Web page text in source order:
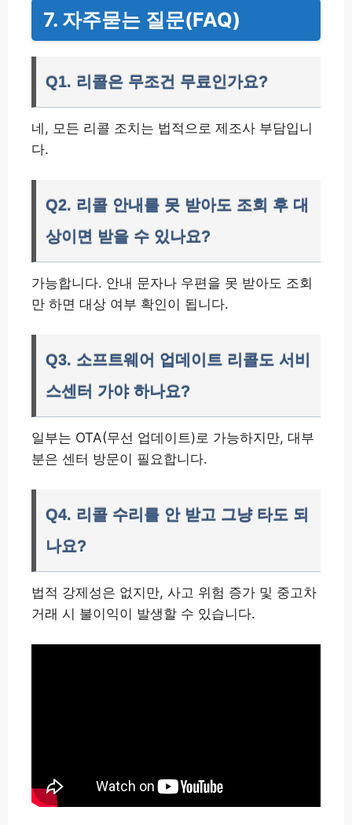
7. 자주묻는 질문(FAQ)
Q1. 리콜은 무조건 무료인가요?
네, 모든 리콜 조치는 법적으로 제조사 부담입니
다.
Q2. 리콜 안내를 못 받아도 조회 후 대
상이면 받을 수 있나요?
가능합니다. 안내 문자나 우편을 못 받아도 조회
만 하면 대상 여부 확인이 됩니다.
Q3. 소프트웨어 업데이트 리콜도 서비
스센터 가야 하나요?
일부는 OTA(무선 업데이트)로 가능하지만, 대부
분은 센터 방문이 필요합니다.
Q4. 리콜 수리를 안 받고 그냥 타도 되
나요?
법적 강제성은 없지만, 사고 위험 증가 및 중고차
거래 시 불이익이 발생할 수 있습니다.